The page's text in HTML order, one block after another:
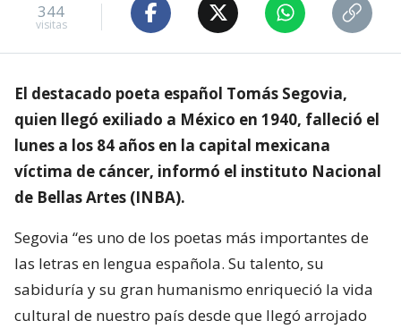
344
visitas
El destacado poeta español Tomás Segovia,
quien llegó exiliado a México en 1940, falleció el
lunes a los 84 años en la capital mexicana
víctima de cáncer, informó el instituto Nacional
de Bellas Artes (INBA).
Segovia “es uno de los poetas más importantes de
las letras en lengua española. Su talento, su
sabiduría y su gran humanismo enriqueció la vida
cultural de nuestro país desde que llegó arrojado